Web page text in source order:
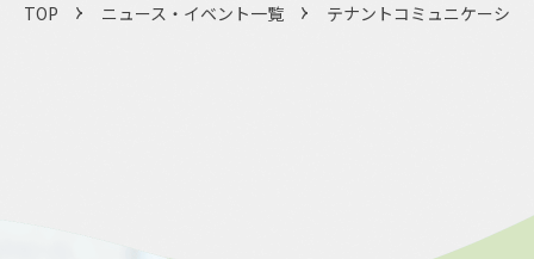
TOP ニュース・イベント一覧 テナントコミュニケーシ